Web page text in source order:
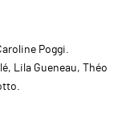
Poggi.
Lila Gueneau, Théo